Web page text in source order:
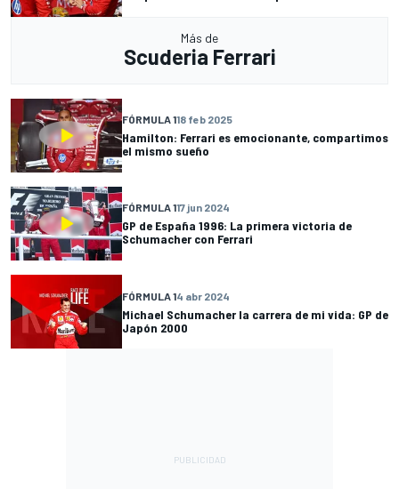
Más de
Scuderia Ferrari
FÓRMULA 118 feb 2025
Hamilton: Ferrari es emocionante, compartimos
el mismo sueño
FÓRMULA 117 jun 2024
GP de España 1996: La primera victoria de
Schumacher con Ferrari
FÓRMULA 14 abr 2024
Michael Schumacher la carrera de mi vida: GP de
Japón 2000